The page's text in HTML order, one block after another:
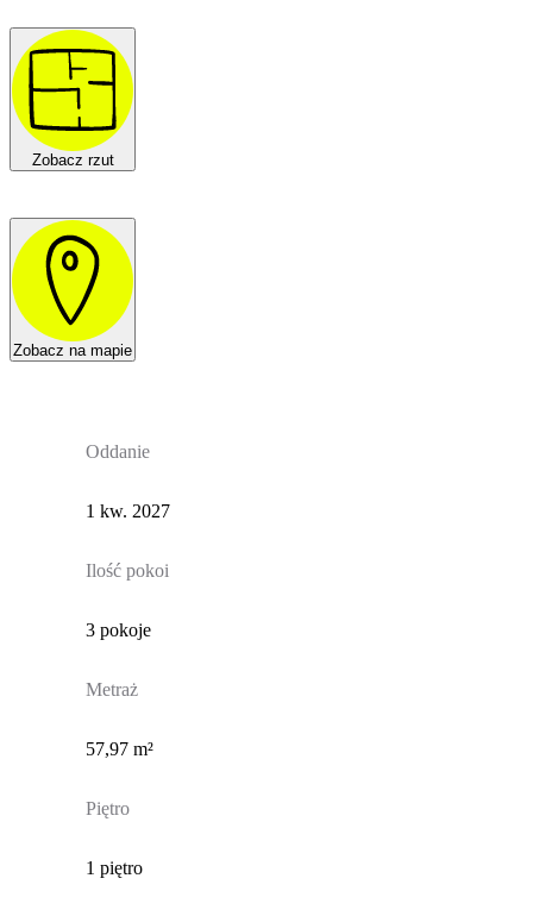
Zobacz rzut
Zobacz na mapie
Oddanie
1 kw. 2027
Ilość pokoi
3 pokoje
Metraż
57,97 m²
Piętro
1 piętro